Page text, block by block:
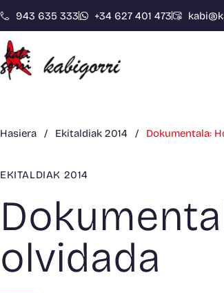
943 635 333 +34 627 401 473
Hasiera / Ekitaldiak 2014 / Dokumentala:
EKITALDIAK 2014
olvidada